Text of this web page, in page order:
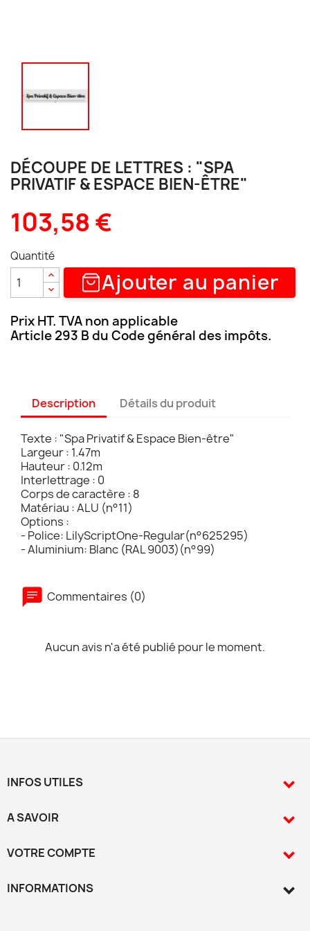
DÉCOUPE DE LETTRES : "SPA
PRIVATIF & ESPACE BIEN-ÊTRE"
103,58 €
Quantité
Ajouter au panier
Prix HT. TVA non applicable
Article 293 B du Code général des impôts.
Description Détails du produit
Texte : "Spa Privatif & Espace Bien-être"
Largeur : 1.47m
Hauteur : 0.12m
Interlettrage : 0
Corps de caractère : 8
Matériau : ALU (n°11)
Options :
- Police: LilyScriptOne-Regular(n°625295)
- Aluminium: Blanc (RAL 9003)(n°99)
Commentaires (0)
Aucun avis n'a été publié pour le moment.
INFOS UTILES 
A SAVOIR 
VOTRE COMPTE 
INFORMATIONS keyboard_arrow_down